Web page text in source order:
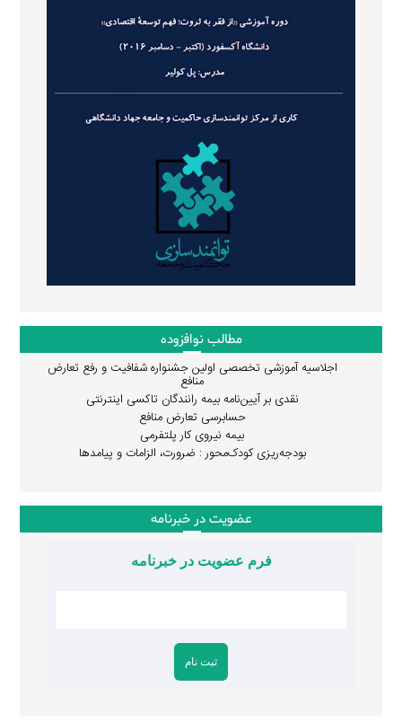
مطالب نوافزوده
اجلاسیه آموزشی تخصصی اولین جشنواره شفافیت و رفع تعارض
منافع
نقدی بر آیین‌نامه بیمه رانندگان تاکسی اینترنتی
حسابرسی تعارض منافع
بیمه نیروی کار پلتفرمی
بودجه‌ریزی کودک‌محور : ضرورت، الزامات و پیامدها
عضویت در خبرنامه
فرم عضویت در خبرنامه